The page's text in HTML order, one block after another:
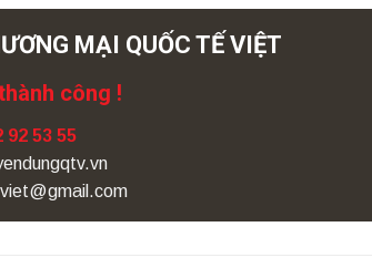
MẠI QUỐC TẾ VIỆT
công !
92 53 55